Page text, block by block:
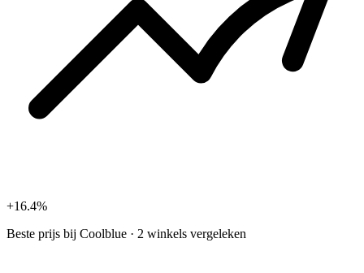
+16.4%
Beste prijs bij Coolblue · 2 winkels vergeleken